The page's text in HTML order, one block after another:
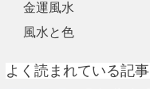
金運風水
風水と色
よく読まれている記事